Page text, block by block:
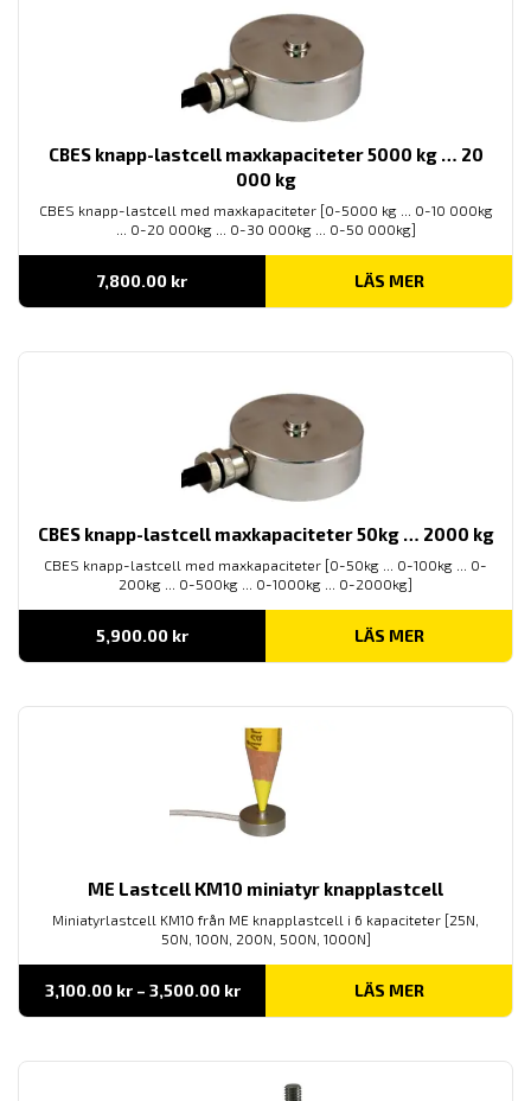
CBES knapp-lastcell maxkapaciteter 5000 kg … 20
000 kg
CBES knapp-lastcell med maxkapaciteter [0-5000 kg ... 0-10 000kg
... 0-20 000kg ... 0-30 000kg ... 0-50 000kg]
7,800.00 kr LÄS MER
CBES knapp-lastcell maxkapaciteter 50kg … 2000 kg
CBES knapp-lastcell med maxkapaciteter [0-50kg ... 0-100kg ... 0-
200kg ... 0-500kg ... 0-1000kg ... 0-2000kg]
5,900.00 kr LÄS MER
ME Lastcell KM10 miniatyr knapplastcell
Miniatyrlastcell KM10 från ME knapplastcell i 6 kapaciteter [25N,
50N, 100N, 200N, 500N, 1000N]
3,100.00 kr – 3,500.00 krPrisintervall:
till
LÄS MER